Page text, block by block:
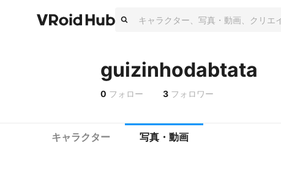
guizinhodabtata
0 フォロー 3 フォロワー
キャラクター 写真・動画